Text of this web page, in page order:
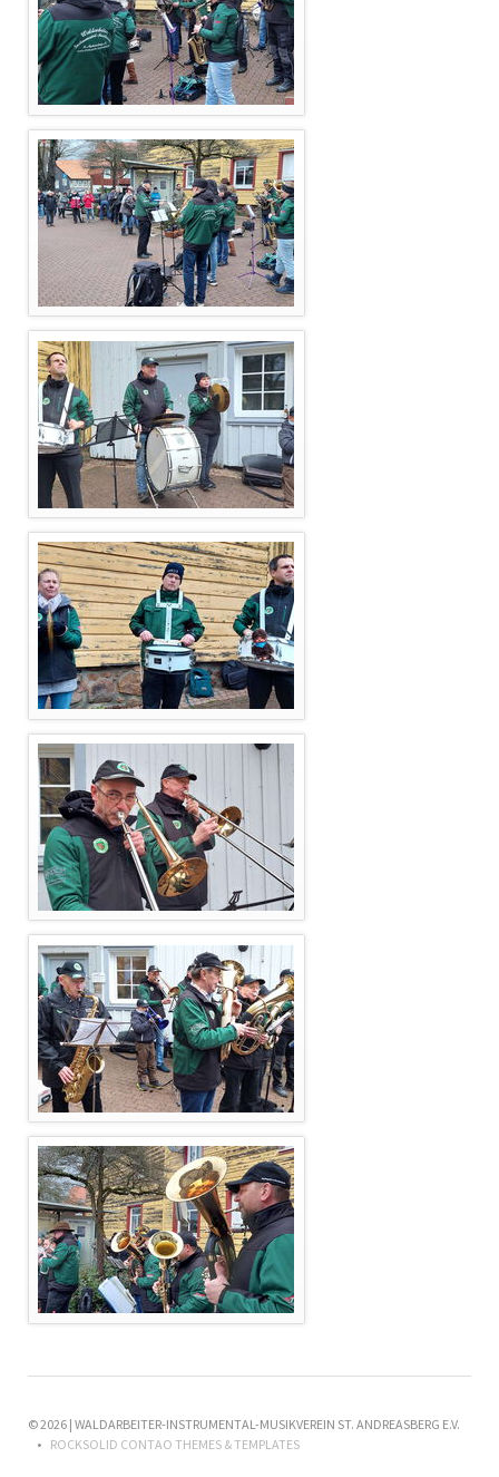
© 2026 | WALDARBEITER-INSTRUMENTAL-MUSIKVEREIN ST. ANDREASBERG E.V.
ROCKSOLID CONTAO THEMES & TEMPLATES